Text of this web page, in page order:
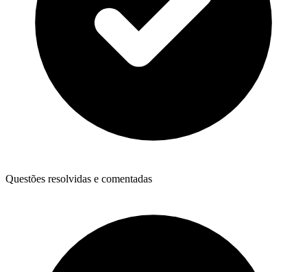
Questões resolvidas e comentadas